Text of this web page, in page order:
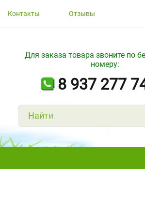
Контакты Отзывы
Для заказа товара звоните по
номеру:
8 937 277
Найти